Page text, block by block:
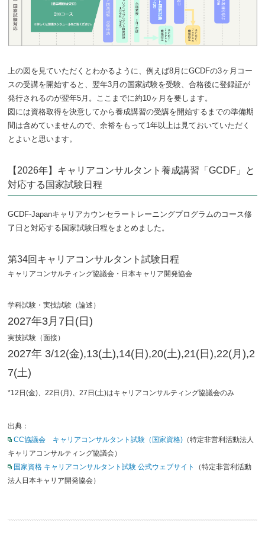
上の図を見ていただくとわかるように、例えば8月にGCDFの3ヶ月コー
スの受講を開始すると、翌年3月の国家試験を受験、合格後に登録証が
発行されるのが翌年5月。ここまでに約10ヶ月を要します。
図には資格取得を決意してから養成講習の受講を開始するまでの準備期
間は含めていませんので、余裕をもって1年以上は見ておいていただく
とよいと思います。
【2026年】キャリアコンサルタント養成講習「GCDF」と
対応する国家試験日程
GCDF-Japanキャリアカウンセラートレーニングプログラムのコース修
了日と対応する国家試験日程をまとめました。
第34回キャリアコンサルタント試験日程
キャリアコンサルティング協議会・日本キャリア開発協会
学科試験・実技試験（論述）
2027年3月7日(日)
実技試験（面接）
2027年 3/12(金),13(土),14(日),20(土),21(日),22(月),2
7(土)
*12日(金)、22日(月)、27日(土)はキャリアコンサルティング協議会のみ
出典：
CC協議会 キャリアコンサルタント試験（国家資格) （特定非営利活動法人
キャリアコンサルティング協議会）
国家資格 キャリアコンサルタント試験 公式ウェブサイト
（特定非営利活動
法人日本キャリア開発協会）